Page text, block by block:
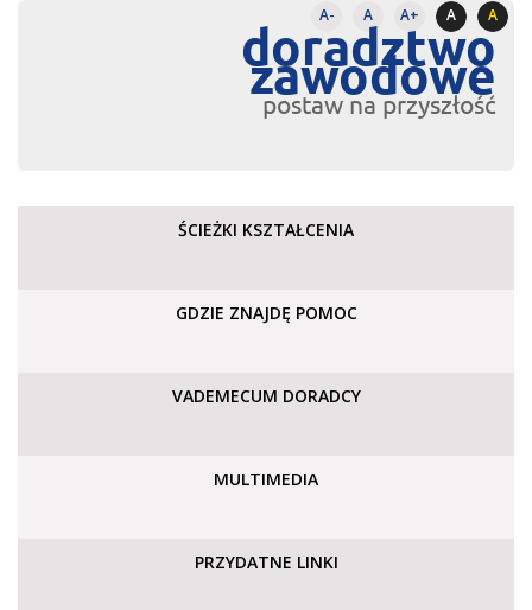
A- A A+ A A
doradztwo
zawodowe
postaw na przyszłość
ŚCIEŻKI KSZTAŁCENIA
GDZIE ZNAJDĘ POMOC
VADEMECUM DORADCY
MULTIMEDIA
PRZYDATNE LINKI